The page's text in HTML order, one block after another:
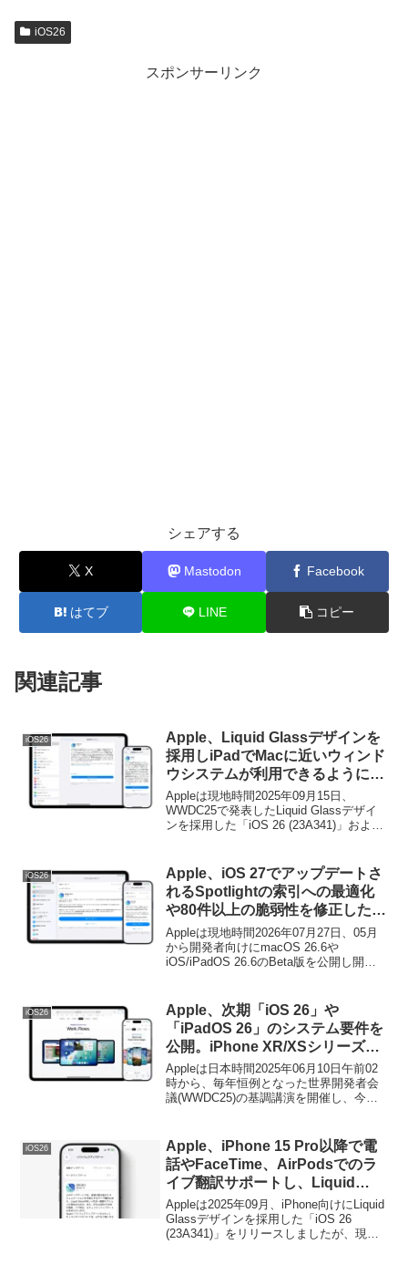
iOS26
スポンサーリンク
シェアする
X Mastodon Facebook
はてブ LINE コピー
関連記事
iOS26
Apple、Liquid Glassデザインを
採用しiPadでMacに近いウィンド
ウシステムが利用できるようにな
った「iOS/iPadOS 26」を正式に
リリース。
Appleは現地時間2025年09月15日、
WWDC25で発表したLiquid Glassデザイ
ンを採用した「iOS 26 (23A341)」および
iOS26
Apple、iOS 27でアップデートさ
れるSpotlightの索引への最適化
や80件以上の脆弱性を修正した
「iOS/iPadOS 26.6」を正式にリ
リース。
Appleは現地時間2026年07月27日、05月
から開発者向けにmacOS 26.6や
iOS/iPadOS 26.6のBeta版を公開し開発
「iOS/iPadOS 26.6 (23G71)」アップデー
トをiPhoneやiPad向けにリリースしてい
ます。
iOS26
Apple、次期「iOS 26」や
「iPadOS 26」のシステム要件を
公開。iPhone XR/XSシリーズと
iPad (第7世代)が非サポートに。
Appleは日本時間2025年06月10日午前02
時から、毎年恒例となった世界開発者会
議(WWDC25)の基調講演を開催し、今年
iPhoneやiPadデバイスのリストをユーザ
ー向けに発表しています。
iOS26
Apple、iPhone 15 Pro以降で電
話やFaceTime、AirPodsでのラ
イブ翻訳サポートし、Liquid
Glassの不透明度を上げる設定を
追加した「iOS 26.1」を正式にリ
リース。
Appleは2025年09月、iPhone向けにLiquid
Glassデザインを採用した「iOS 26
(23A341)」をリリースしましたが、現地